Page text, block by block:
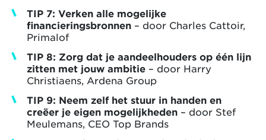
TIP 7: Verken alle mogelijke
financieringsbronnen – door Charles Cattoir,
Primalof
TIP 8: Zorg dat je aandeelhouders op één lijn
zitten met jouw ambitie – door Harry
Christiaens, Ardena Group
TIP 9: Neem zelf het stuur in handen en
creëer je eigen mogelijkheden – door Stef
Meulemans, CEO Top Brands